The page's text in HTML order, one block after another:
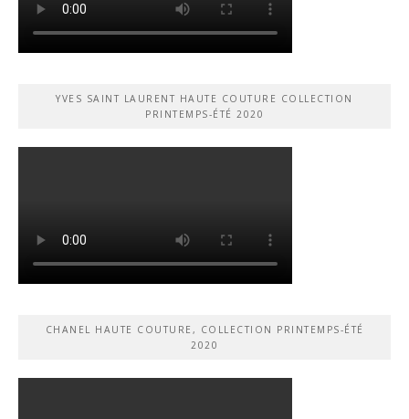
YVES SAINT LAURENT HAUTE COUTURE COLLECTION
PRINTEMPS-ÉTÉ 2020
CHANEL HAUTE COUTURE, COLLECTION PRINTEMPS-ÉTÉ
2020